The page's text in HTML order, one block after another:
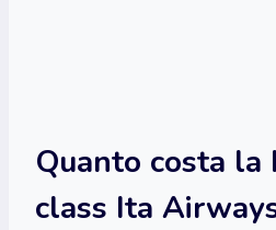
Quanto costa la
class Ita